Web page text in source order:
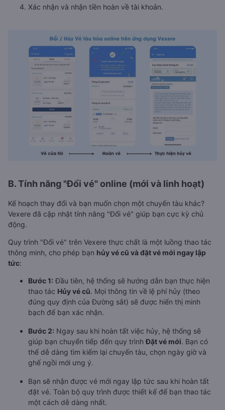
Xác nhận và nhận tiền hoàn về tài khoản.
B. Tính năng "Đổi vé" online (mới và linh hoạt)
Kế hoạch thay đổi và bạn muốn chọn một chuyến tàu khác?
Vexere đã cập nhật tính năng "Đổi vé" giúp bạn cực kỳ chủ
động.
Quy trình "Đổi vé" trên Vexere thực chất là một luồng thao tác
thông minh, cho phép bạn hủy vé cũ và đặt vé mới ngay lập
tức:
Bước 1: Đầu tiên, hệ thống sẽ hướng dẫn bạn thực hiện
thao tác Hủy vé cũ. Mọi thông tin về lệ phí hủy (theo
đúng quy định của Đường sắt) sẽ được hiển thị minh
bạch để bạn xác nhận.
Bước 2: Ngay sau khi hoàn tất việc hủy, hệ thống sẽ
giúp bạn chuyển tiếp đến quy trìnhĐặt vé mới. Bạn có
thể dễ dàng tìm kiếm lại chuyến tàu, chọn ngày giờ và
ghế ngồi mới ưng ý.
Bạn sẽ nhận được vé mới ngay lập tức sau khi hoàn tất
đặt vé. Toàn bộ quy trình được thiết kế để bạn thao tác
một cách dễ dàng nhất.